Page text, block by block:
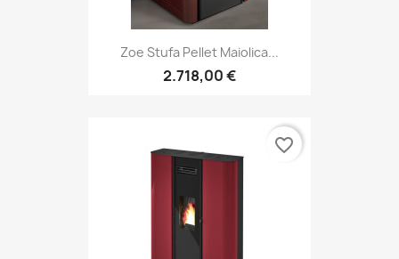
Zoe Stufa Pellet Maiolica...
2.718,00 €
favorite_border